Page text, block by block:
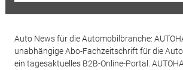
Auto News für die Automobilbranche:
unabhängige Abo-Fachzeitschrift für die
ein tagesaktuelles B2B-Online-Portal.